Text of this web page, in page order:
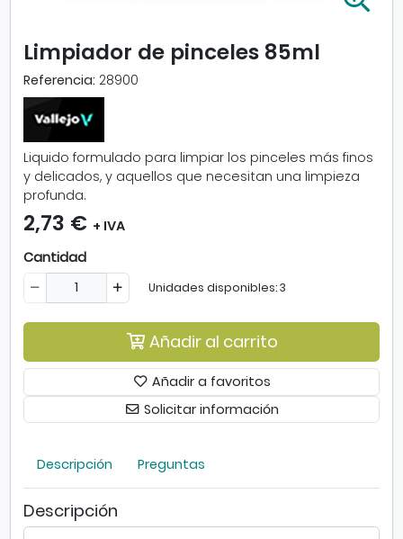
a
a
d
o
i
c
Limpiador de pinceles 85ml
Referencia: 28900
Liquido formulado para limpiar los pinceles más finos
y delicados, y aquellos que necesitan una limpieza
profunda.
2,73 € + IVA
Cantidad
Unidades disponibles: 3
Añadir al carrito
Añadir a favoritos
Solicitar información
Descripción Preguntas
Descripción